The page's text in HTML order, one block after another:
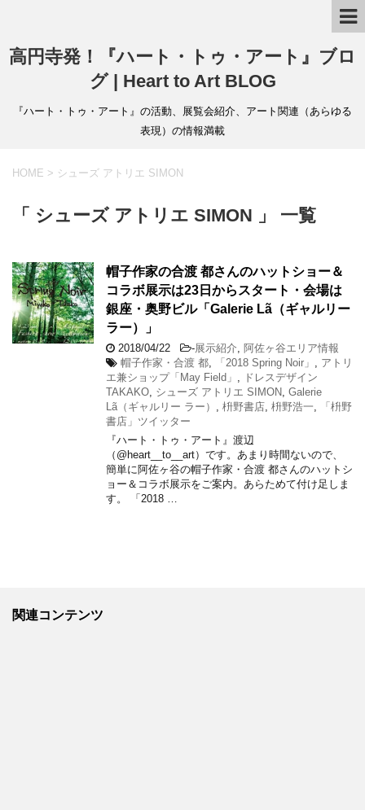
高円寺発！『ハート・トゥ・アート』ブロ
グ | Heart to Art BLOG
『ハート・トゥ・アート』の活動、展覧会紹介、アート関連（あらゆる
表現）の情報満載
HOME > シューズ アトリエ SIMON
「 シューズ アトリエ SIMON 」 一覧
帽子作家の合渡 都さんのハットショー＆
コラボ展示は23日からスタート・会場は
銀座・奥野ビル「Galerie Lã（ギャルリー
ラー）」
2018/04/22 -展示紹介 阿佐ヶ谷エリア情報
帽子作家・合渡 都
「2018 Spring Noir」
アトリ
エ兼ショップ「May Field」
ドレスデザイン
TAKAKO シューズ アトリエ SIMON Galerie
Lã（ギャルリー ラー）
枡野書店 枡野浩一
「枡野
書店」ツイッター
『ハート・トゥ・アート』渡辺
（@heart__to__art）です。あまり時間ないので、
簡単に阿佐ヶ谷の帽子作家・合渡 都さんのハットシ
ョー＆コラボ展示をご案内。あらためて付け足しま
す。 「2018 …
関連コンテンツ